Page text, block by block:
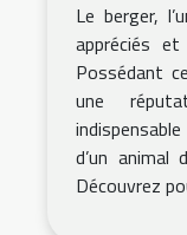
Le berger,
appréciés
Possédant
une
d’un animal
Découvrez